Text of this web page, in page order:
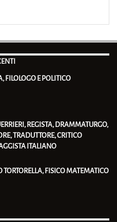
FILOLOGO E POLITICO
REGISTA, DRAMMATURGO,
TRADUTTORE, CRITICO
ITALIANO
TORTORELLA, FISICO MATEMATICO